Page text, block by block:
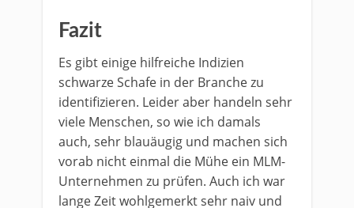
Fazit
Es gibt einige hilfreiche Indizien
schwarze Schafe in der Branche zu
identifizieren. Leider aber handeln sehr
viele Menschen, so wie ich damals
auch, sehr blauäugig und machen sich
vorab nicht einmal die Mühe ein MLM-
Unternehmen zu prüfen. Auch ich war
lange Zeit wohlgemerkt sehr naiv und